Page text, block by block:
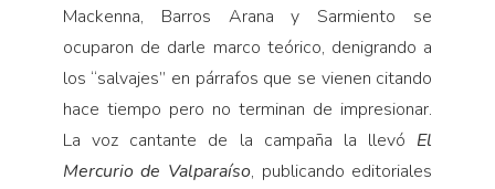
Mackenna, Barros Arana y Sarmiento se
ocuparon de darle marco teórico, denigrando a
los “salvajes” en párrafos que se vienen citando
hace tiempo pero no terminan de impresionar.
La voz cantante de la campaña la llevó El
Mercurio de Valparaíso, publicando editoriales